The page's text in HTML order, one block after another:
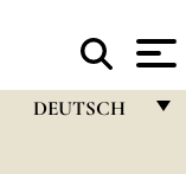
DEUTSCH